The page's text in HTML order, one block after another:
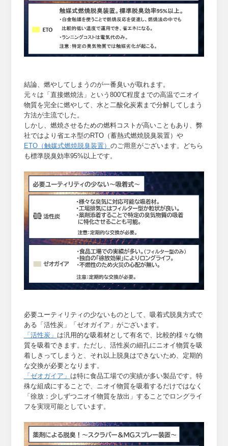
結論、燃やしてしまうのが一番臭いが取れます。
元々は「直接燃焼法」という800℃程度までの高温でニオイ
物質を完全に燃やして、水と二酸化炭素まで分解してしまう
方法が主流でした。
しかし、燃焼させるための燃料コストが高いこともあり、弊
社ではより省エネ型のRTO（蓄熱式燃焼脱臭装置）や
ETO（触媒式燃焼脱臭装置） のご用意がございます。どちら
も標準脱臭効率95%以上です。
必要ユーティリティの少ないものとして、吸着式脱臭方式で
ある「活性炭」「ゼオガイア」がございます。
「活性炭」 は汎用的な吸着材として有名で、比較的様々な物
質を吸着できます。ただし、活性炭の細孔にニオイ物質を吸
着しきってしまうと、それ以上脱臭はできないため、定期的
な交換が必要となります。
「ゼオガイア」 は特に食品工場での実績が多い製品です。特
殊な組成にすることで、ニオイ物質を吸着するだけではなく
「徐放：少しずつニオイ物質を放出」することでロングライ
フを実現可能としています。